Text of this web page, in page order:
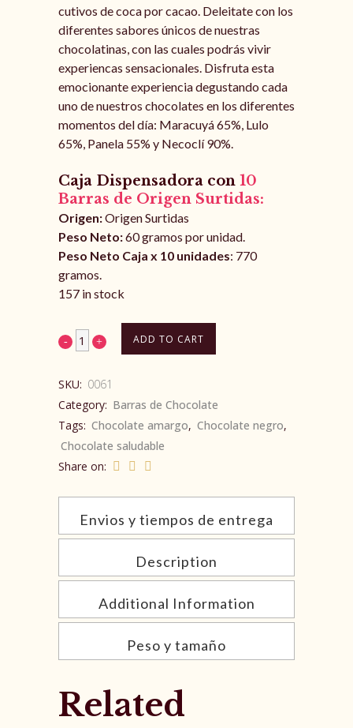
cutivos de coca por cacao. Deleitate con los
diferentes sabores únicos de nuestras
chocolatinas, con las cuales podrás vivir
experiencas sensacionales. Disfruta esta
emocionante experiencia degustando cada
uno de nuestros chocolates en los diferentes
momentos del día: Maracuyá 65%, Lulo
65%, Panela 55% y Necoclí 90%.
Caja Dispensadora con 10
Barras de Origen Surtidas:
Origen:Origen Surtidas
Peso Neto:60 gramos por unidad.
Peso Neto Caja x 10 unidades: 770
gramos.
157 in stock
ADD TO CART
SKU: 0061
Category: Barras de Chocolate
Tags: Chocolate amargo, Chocolate negro,
Chocolate saludable
Share on:
Envios y tiempos de entrega
Description
Additional Information
Peso y tamaño
Related